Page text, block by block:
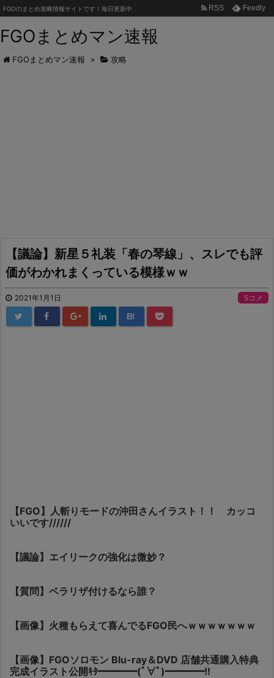
FGOまとめマン速報
FGOのまとめ攻略情報サイトです！毎日更新中 RSS Feedly
FGOまとめマン速報 > 攻略
【議論】新星５礼装「春の琴線」、スレでも評
価がわかれまくっている模様ｗｗ
2021年1月1日 5コメ
B!
【FGO】人斬りモードの沖田さんイラスト！！ カッコ
いいです//////
【議論】エイリークの強化は微妙？
【質問】ベラリザ付けるなら誰？
【画像】火種もらえて喜んでるFGO民へｗｗｗｗｗｗｗ
【画像】FGOソロモン Blu-ray＆DVD 店舗共通購入特典
完成イラスト公開ｷﾀ━━━━(ﾟ∀ﾟ)━━━━!!